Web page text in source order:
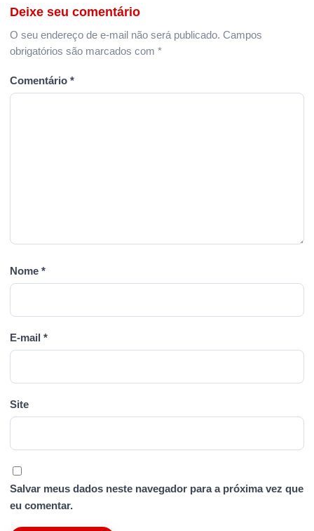
Deixe seu comentário
O seu endereço de e-mail não será publicado. Campos
obrigatórios são marcados com *
Comentário *
Nome *
E-mail *
Site
Salvar meus dados neste navegador para a próxima vez que
eu comentar.